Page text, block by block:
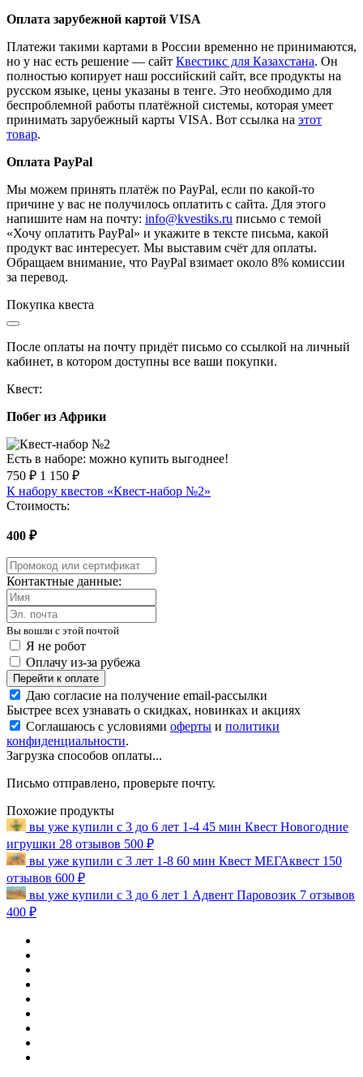
Оплата зарубежной картой VISA
Платежи такими картами в России временно не принимаются,
но у нас есть решение — сайт Квестикс для Казахстана. Он
полностью копирует наш российский сайт, все продукты на
русском языке, цены указаны в тенге. Это необходимо для
беспроблемной работы платёжной системы, которая умеет
принимать зарубежный карты VISA. Вот ссылка на этот
товар.
Оплата PayPal
Мы можем принять платёж по PayPal, если по какой-то
причине у вас не получилось оплатить с сайта. Для этого
напишите нам на почту: info@kvestiks.ru письмо с темой
«Хочу оплатить PayPal» и укажите в тексте письма, какой
продукт вас интересует. Мы выставим счёт для оплаты.
Обращаем внимание, что PayPal взимает около 8% комиссии
за перевод.
Покупка квеста
После оплаты на почту придёт письмо со ссылкой на личный
кабинет, в котором доступны все ваши покупки.
Квест:
Побег из Африки
Есть в наборе: можно купить выгоднее!
750 ₽ 1 150 ₽
К набору квестов «Квест-набор №2»
Стоимость:
400 ₽
Контактные данные:
Вы вошли с этой почтой
Я не робот
Оплачу из-за рубежа
Перейти к оплате
Даю согласие на получение email-рассылки
Быстрее всех узнавать о скидках, новинках и акциях
Соглашаюсь с условиями оферты и политики
конфиденциальности.
Загрузка способов оплаты...
Письмо отправлено, проверьте почту.
Похожие продукты
вы уже купили с 3 до 6 лет 1-4 45 мин Квест Новогодние
игрушки 28 отзывов 500 ₽
вы уже купили с 3 лет 1-8 60 мин Квест МЕГАквест 150
отзывов 600 ₽
вы уже купили с 3 до 6 лет 1 Адвент Паровозик 7 отзывов
400 ₽